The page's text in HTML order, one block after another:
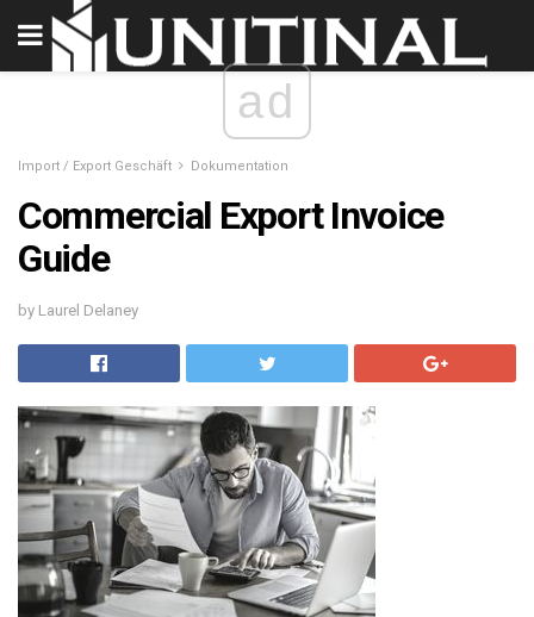
ad
Import / Export Geschäft Dokumentation
Commercial Export Invoice
Guide
by Laurel Delaney